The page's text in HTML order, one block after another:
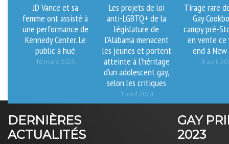
JD Vance et sa
femme ont assisté à
une performance de
Kennedy Center. Le
public a hué
16 mars 2025
Les projets de loi
anti-LGBTQ+ de la
législature de
l'Alabama menacent
les jeunes et portent
atteinte à l'héritage
d'un adolescent gay,
selon les critiques
1 avril 2024
Tirage rare
Gay
campy pré-
en vente ce
end à New
8 avril
DERNIÈRES
ACTUALITÉS
GAY
2023